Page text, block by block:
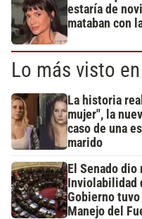
estaría de
mataban con
Lo más visto en
La historia
mujer", la
caso de una
marido
El Senado
Inviolabilidad
Gobierno tuvo
Manejo del